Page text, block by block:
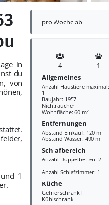
pro Woche ab
4 1
Allgemeines
Anzahl Haustiere maximal:
1
Baujahr: 1957
Nichtraucher
Wohnfläche: 60 m²
Entfernungen
Abstand Einkauf: 120 m
Abstand Wasser: 490 m
Schlafbereich
Anzahl Doppelbetten: 2
Anzahl Schlafzimmer: 1
Küche
Gefrierschrank l
Kühlschrank
in
du
von
1